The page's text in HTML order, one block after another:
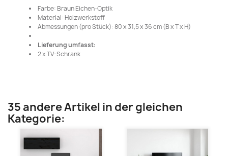
Farbe: Braun Eichen-Optik
Material: Holzwerkstoff
Abmessungen (pro Stück): 80 x 31,5 x 36 cm (B x T x H)
Lieferung umfasst:
2 x TV-Schrank
35 andere Artikel in der gleichen
Kategorie: